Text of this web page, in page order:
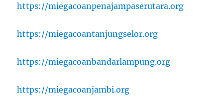
https://miegacoanpenajampaserutara.org
https://miegacoantanjungselor.org
https://miegacoanbandarlampung.org
https://miegacoanjambi.org